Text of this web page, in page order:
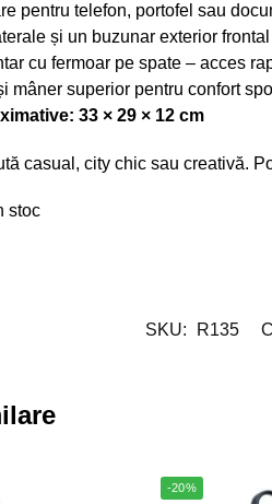
pentru telefon, portofel sau
și un buzunar exterior
cu fermoar pe spate – acces
mâner superior pentru confort
33 × 29 × 12 cm
casual, city chic sau creativă.
stoc
SKU: R135
-20%